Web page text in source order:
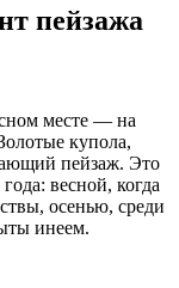
пейзажа
месте — на
купола,
пейзаж. Это
весной, когда
осенью, среди
инеем.